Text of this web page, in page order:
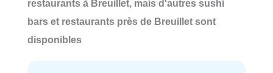
restaurants à Breuillet, mais d'autres sushi
bars et restaurants près de Breuillet sont
disponibles